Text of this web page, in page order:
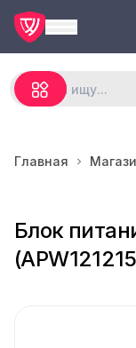
Главная
Блок